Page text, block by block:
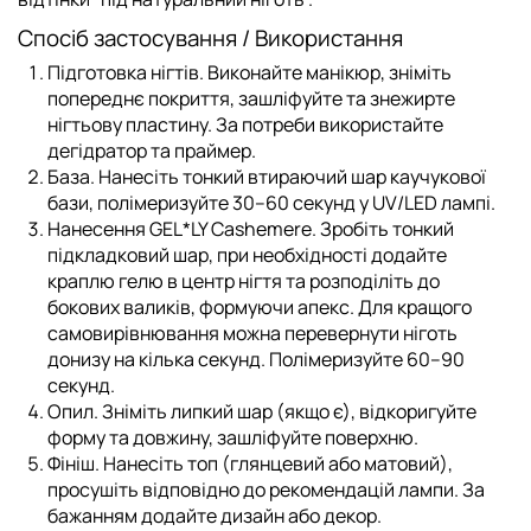
Спосіб застосування / Використання
Підготовка нігтів. Виконайте манікюр, зніміть
попереднє покриття, зашліфуйте та знежирте
нігтьову пластину. За потреби використайте
дегідратор та праймер.
База. Нанесіть тонкий втираючий шар каучукової
бази, полімеризуйте 30–60 секунд у UV/LED лампі.
Нанесення GEL*LY Cashemere.Зробіть тонкий
підкладковий шар, при необхідності додайте
краплю гелю в центр нігтя та розподіліть до
бокових валиків, формуючи апекс. Для кращого
самовирівнювання можна перевернути ніготь
донизу на кілька секунд. Полімеризуйте 60–90
секунд.
Опил.Зніміть липкий шар (якщо є), відкоригуйте
форму та довжину, зашліфуйте поверхню.
Фініш. Нанесіть топ (глянцевий або матовий),
просушіть відповідно до рекомендацій лампи. За
бажанням додайте дизайн або декор.